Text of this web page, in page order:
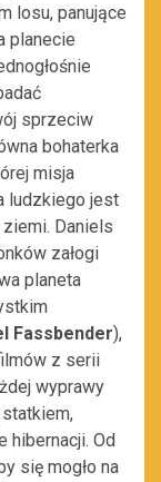
losu, panujące
planecie
sprzeciw
bohaterka
misja
ludzkiego jest
Daniels
załogi
planeta
Fassbender),
z serii
wyprawy
hibernacji. Od
się mogło na